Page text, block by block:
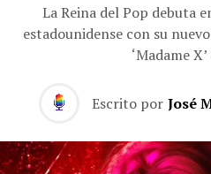
La Reina del Pop debuta
estadounidense con su
‘Madame
Escrito por José